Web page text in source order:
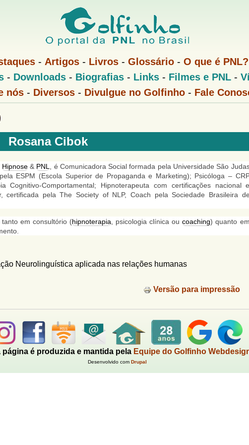
Pular
para
o
principal
- Artigos - Livros - Glossário - O que é PNL?
- Downloads- Biografias- Links- Filmes e PNL-
nós- Diversos- Divulgue no Golfinho- Fale
Rosana Cibok
Hipnose& PNL , é Comunicadora Social formada pela Universidade São
ESPM (Escola Superior de Propaganda e Marketing); Psicóloga –
Comportamental; Hipnoterapeuta com certificações nacional e
certificada pela The Society of NLP, Coach pela Sociedade Brasileira de
em consultório (hipnoterapia, psicologia clínica oucoaching) quanto em
Neurolinguística aplicada nas relações humanas
Versão para impressão
página é produzida e mantida pela Equipe do Golfinho
Desenvolvido com Drupal